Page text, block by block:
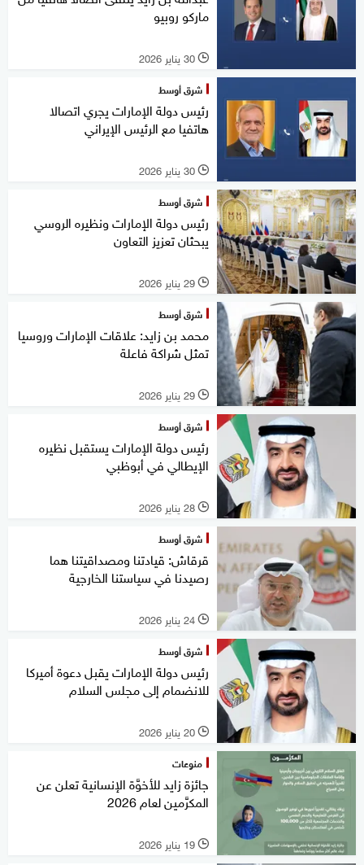
ماركو روبيو
l 30 يناير 2026
شرق أوسط
رئيس دولة الإمارات يجري اتصالا
هاتفيا مع الرئيس الإيراني
l 30 يناير 2026
شرق أوسط
رئيس دولة الإمارات ونظيره الروسي
يبحثان تعزيز التعاون
l 29 يناير 2026
شرق أوسط
محمد بن زايد: علاقات الإمارات وروسيا
تمثل شراكة فاعلة
l 29 يناير 2026
شرق أوسط
رئيس دولة الإمارات يستقبل نظيره
الإيطالي في أبوظبي
l 28 يناير 2026
شرق أوسط
قرقاش: قيادتنا ومصداقيتنا هما
رصيدنا في سياستنا الخارجية
l 24 يناير 2026
شرق أوسط
رئيس دولة الإمارات يقبل دعوة أميركا
للانضمام إلى مجلس السلام
l 20 يناير 2026
منوعات
جائزة زايد للأخوَّة الإنسانية تعلن عن
المكرَّمين لعام 2026
l 19 يناير 2026